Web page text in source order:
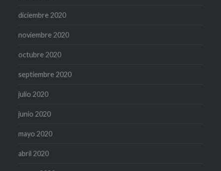
diciembre 2020
noviembre 2020
octubre 2020
septiembre 2020
julio 2020
junio 2020
mayo 2020
abril 2020